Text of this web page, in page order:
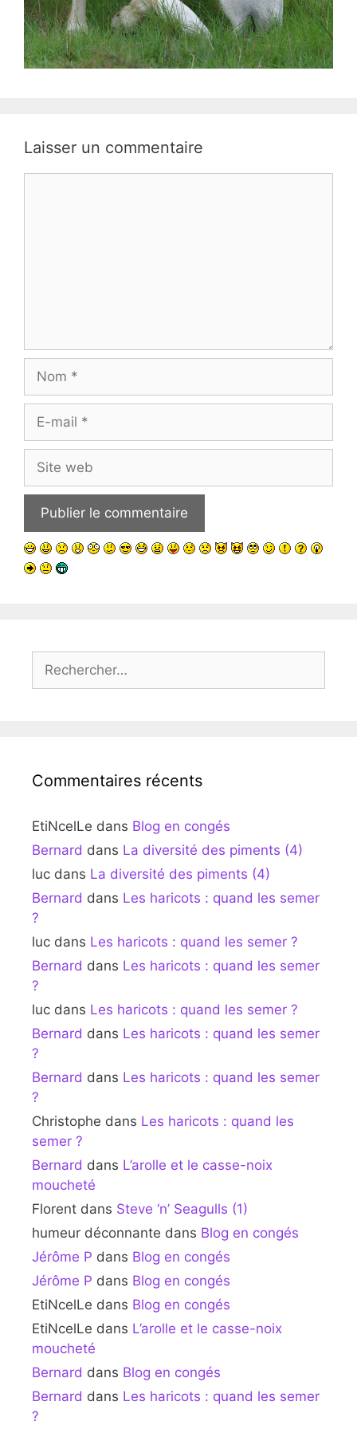
Laisser un commentaire
mail
web
Commentaires récents
EtiNcelLe dans Blog en congés
Bernard dans La diversité des piments (4)
luc dans La diversité des piments (4)
Bernard dans Les haricots : quand les semer
?
luc dans Les haricots : quand les semer ?
Bernard dans Les haricots : quand les semer
?
luc dans Les haricots : quand les semer ?
Bernard dans Les haricots : quand les semer
?
Bernard dans Les haricots : quand les semer
?
Christophe dans Les haricots : quand les
semer ?
Bernard dans L’arolle et le casse-noix
moucheté
Florent dans Steve ‘n’ Seagulls (1)
humeur déconnante dans Blog en congés
Jérôme P dans Blog en congés
Jérôme P dans Blog en congés
EtiNcelLe dans Blog en congés
EtiNcelLe dans L’arolle et le casse-noix
moucheté
Bernard dans Blog en congés
Bernard dans Les haricots : quand les semer
?